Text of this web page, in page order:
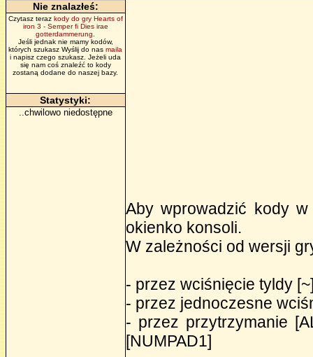
Nie znalazłeś:
Czytasz teraz kody do gry Hearts of
iron 3 - Semper fi Dies irae
gotterdammerung
Jeśli jednak nie mamy kodów,
których szukasz Wyślij do nasmaila
i napisz czego szukasz. Jeżeli uda
się nam coś znaleźć to kody
zostaną dodane do naszej bazy.
Statystyki:
..chwilowo niedostępne
Aby wprowadzić kody
okienko konsoli.
W zależności od wersji
- przez wciśnięcie tyldy
- przez jednoczesne
- przez przytrzymanie
[NUMPAD1]